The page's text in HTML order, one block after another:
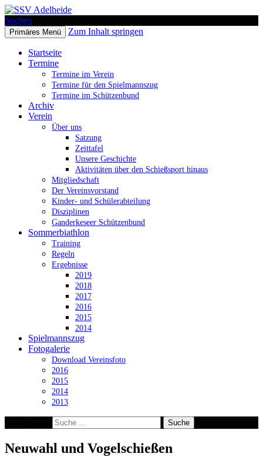
SSV Adelheide
Suchen
Primäres Menü Zum Inhalt springen
Startseite
Termine
Termine im Verein
Termine für den Spielmannszug
Termine im Schützenbund
Archiv
Verein
Über uns
Satzung
Zeittafel
Unsere Geschichte
Aktivitäten über den Schießsport hinaus
Mitgliedschaft
Der Vereinsvorstand
Kinder- und Schülerabteilung
Disziplinen
Ganderkeseer Schützenbund
Sommerbiathlon
Training
Regeln
Ergebnisse
2019
2018
2017
2016
2015
2014
Spielmannszug
Fotogalerie
Download Vereinsfoto
2016
2015
2014
2013
Neuwahl und Vogelschießen